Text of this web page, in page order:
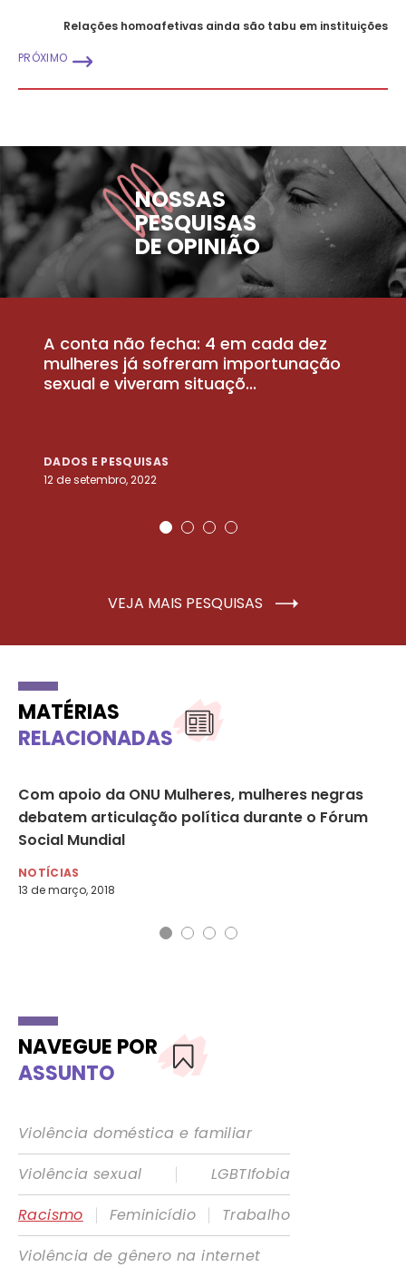
Relações homoafetivas ainda são tabu em instituições
PRÓXIMO
NOSSAS
PESQUISAS
DE OPINIÃO
A conta não fecha: 4 em cada dez
mulheres já sofreram importunação
sexual e viveram situaçõ...
DADOS E PESQUISAS
12 de setembro, 2022
VEJA MAIS PESQUISAS
MATÉRIAS
RELACIONADAS
Com apoio da ONU Mulheres, mulheres negras
debatem articulação política durante o Fórum
Social Mundial
NOTÍCIAS
13 de março, 2018
NAVEGUE POR
ASSUNTO
Violência doméstica e familiar
Violência sexual
|
LGBTIfobia
Racismo
| Feminicídio |
Trabalho
Violência de gênero na internet